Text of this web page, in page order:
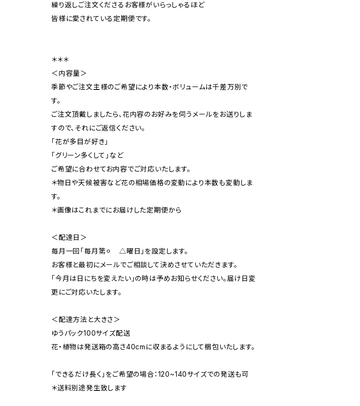
繰り返しご注文くださるお客様がいらっしゃるほど
皆様に愛されている定期便です。
＊＊＊
＜内容量＞
季節やご注文主様のご希望により本数・ボリュームは千差万別で
す。
ご注文頂戴しましたら、花内容のお好みを伺うメールをお送りしま
すので、それにご返信ください。
「花が多目が好き」
「グリーン多くして」など
ご希望に合わせてお内容でご対応いたします。
＊物日や天候被害など花の相場価格の変動により本数も変動しま
す。
＊画像はこれまでにお届けした定期便から
＜配達日＞
毎月一回「毎月第⚪︎ △曜日」を設定します。
お客様と最初にメールでご相談して決めさせていただきます。
「今月は日にちを変えたい」の時は予めお知らせください。届け日変
更にご対応いたします。
＜配達方法と大きさ＞
ゆうパック100サイズ配送
花・植物は発送箱の高さ40cmに収まるようにして梱包いたします。
「できるだけ長く」をご希望の場合：120~140サイズでの発送も可
＊送料別途発生致します